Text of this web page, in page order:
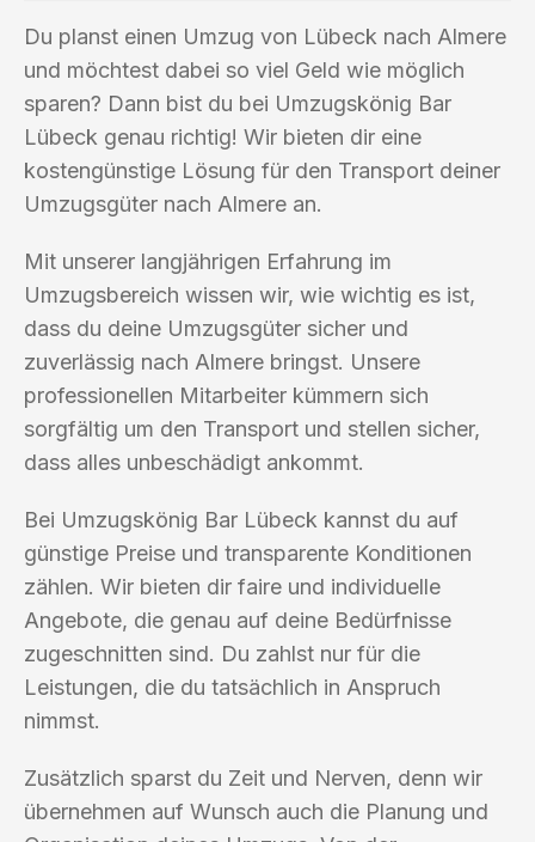
Du planst einen Umzug von Lübeck nach Almere
und möchtest dabei so viel Geld wie möglich
sparen? Dann bist du bei Umzugskönig Bar
Lübeck genau richtig! Wir bieten dir eine
kostengünstige Lösung für den Transport deiner
Umzugsgüter nach Almere an.
Mit unserer langjährigen Erfahrung im
Umzugsbereich wissen wir, wie wichtig es ist,
dass du deine Umzugsgüter sicher und
zuverlässig nach Almere bringst. Unsere
professionellen Mitarbeiter kümmern sich
sorgfältig um den Transport und stellen sicher,
dass alles unbeschädigt ankommt.
Bei Umzugskönig Bar Lübeck kannst du auf
günstige Preise und transparente Konditionen
zählen. Wir bieten dir faire und individuelle
Angebote, die genau auf deine Bedürfnisse
zugeschnitten sind. Du zahlst nur für die
Leistungen, die du tatsächlich in Anspruch
nimmst.
Zusätzlich sparst du Zeit und Nerven, denn wir
übernehmen auf Wunsch auch die Planung und